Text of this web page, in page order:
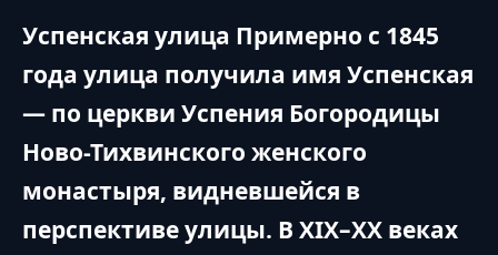
Успенская улица Примерно с 1845
года улица получила имя Успенская
— по церкви Успения Богородицы
Ново-Тихвинского женского
монастыря, видневшейся в
перспективе улицы. В XIX–XX веках